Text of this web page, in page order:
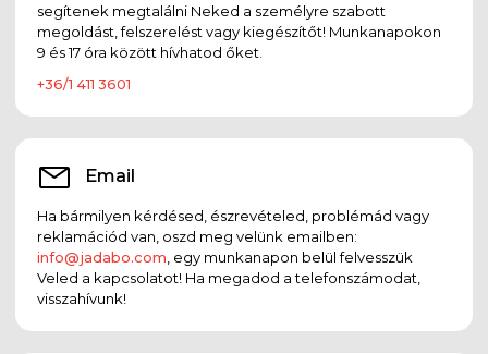
segítenek megtalálni Neked a személyre szabott
megoldást, felszerelést vagy kiegészítőt! Munkanapokon
9 és 17 óra között hívhatod őket.
+36/1 411 3601
Email
Ha bármilyen kérdésed, észrevételed, problémád vagy
reklamációd van, oszd meg velünk emailben:
info@jadabo.com , egy munkanapon belül felvesszük
Veled a kapcsolatot! Ha megadod a telefonszámodat,
visszahívunk!